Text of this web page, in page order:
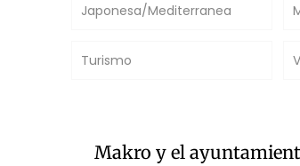
Japonesa/Mediterranea
Turismo
Makro y el